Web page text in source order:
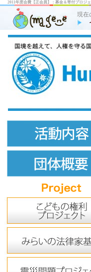
2011年度会費【正会員】：募金＆寄付プロジェ
現在